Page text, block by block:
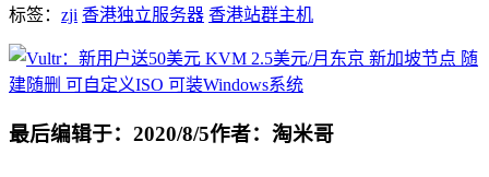
标签： zji 香港独立服务器 香港站群主机
最后编辑于：2020/8/5作者：淘米哥